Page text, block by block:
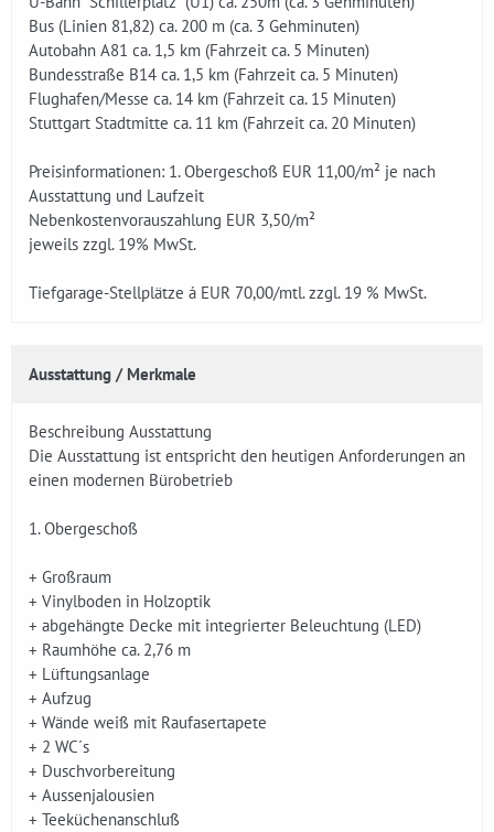
Bus (Linien 81,82) ca. 200 m (ca. 3 Gehminuten)
Autobahn A81 ca. 1,5 km (Fahrzeit ca. 5 Minuten)
Bundesstraße B14 ca. 1,5 km (Fahrzeit ca. 5 Minuten)
Flughafen/Messe ca. 14 km (Fahrzeit ca. 15 Minuten)
Stuttgart Stadtmitte ca. 11 km (Fahrzeit ca. 20 Minuten)
Preisinformationen: 1. Obergeschoß EUR 11,00/m² je nach
Ausstattung und Laufzeit
Nebenkostenvorauszahlung EUR 3,50/m²
jeweils zzgl. 19% MwSt.
Tiefgarage-Stellplätze á EUR 70,00/mtl. zzgl. 19 % MwSt.
Ausstattung / Merkmale
Beschreibung Ausstattung
Die Ausstattung ist entspricht den heutigen Anforderungen an
einen modernen Bürobetrieb
1. Obergeschoß
+ Großraum
+ Vinylboden in Holzoptik
+ abgehängte Decke mit integrierter Beleuchtung (LED)
+ Raumhöhe ca. 2,76 m
+ Lüftungsanlage
+ Aufzug
+ Wände weiß mit Raufasertapete
+ 2 WC´s
+ Duschvorbereitung
+ Aussenjalousien
+ Teeküchenanschluß